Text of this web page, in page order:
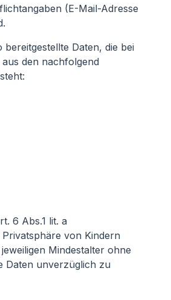
(E-Mail-Adresse
Daten, die bei
den nachfolgend
6 Abs.1 lit. a
von Kindern
Mindestalter ohne
Daten unverzüglich zu